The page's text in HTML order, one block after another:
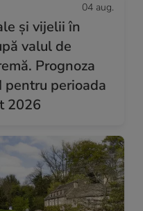
04 aug.
și vijelii în
valul de
Prognoza
pentru perioada
2026